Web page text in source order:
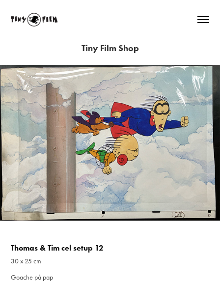
Tiny Film Shop
Thomas & Tim cel setup 12
30 x 25 cm
Goache på pap